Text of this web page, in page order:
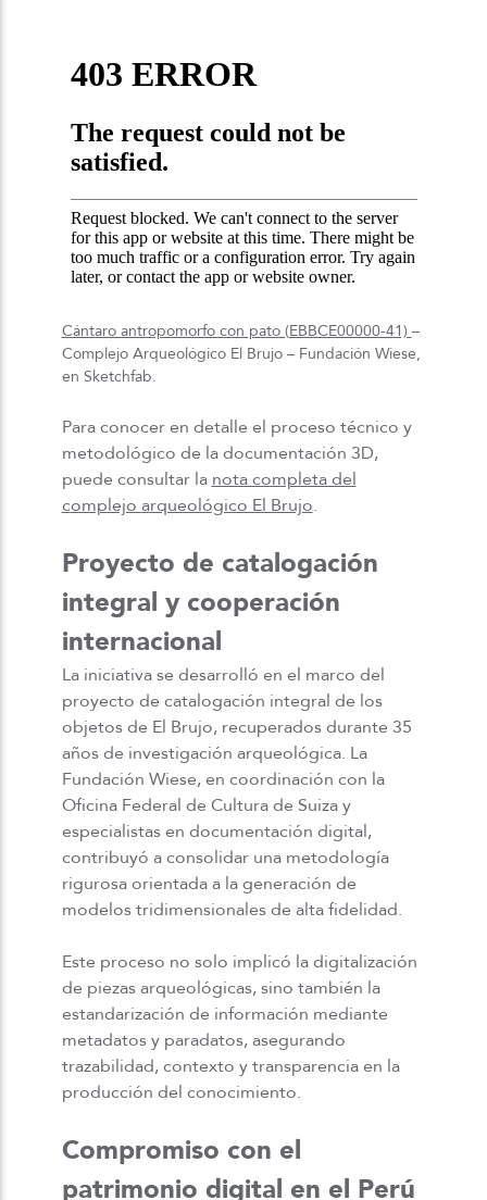
Cántaro antropomorfo con pato (EBBCE00000-41) –
Complejo Arqueológico El Brujo – Fundación Wiese,
en Sketchfab.
Para conocer en detalle el proceso técnico y
metodológico de la documentación 3D,
puede consultar la nota completa del
complejo arqueológico El Brujo.
Proyecto de catalogación
integral y cooperación
internacional
La iniciativa se desarrolló en el marco del
proyecto de catalogación integral de los
objetosde El Brujo, recuperadosdurante 35
años de investigación arqueológica. La
Fundación Wiese, en coordinación con la
Oficina Federal de Cultura de Suiza y
especialistas en documentación digital,
contribuyó a consolidar una metodología
rigurosa orientada a la generación de
modelos tridimensionales de alta fidelidad.
Este proceso no solo implicó la digitalización
de piezas arqueológicas, sino también la
estandarización de información mediante
metadatos y paradatos, asegurando
trazabilidad, contexto y transparencia en la
producción del conocimiento.
Compromiso con el
patrimonio digital en el Perú